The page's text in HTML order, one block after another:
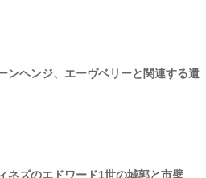
ンヘンジ、エーヴベリーと関連する遺
ネズのエドワード1世の城郭と市壁